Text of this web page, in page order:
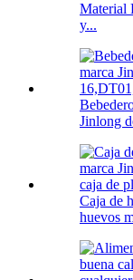
Material
y...
Jinlong
Caja de
huevos